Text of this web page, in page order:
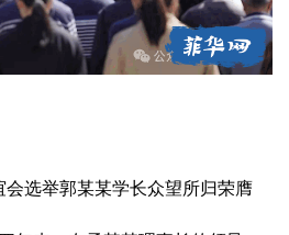
选举郭某某学长众望所归荣膺